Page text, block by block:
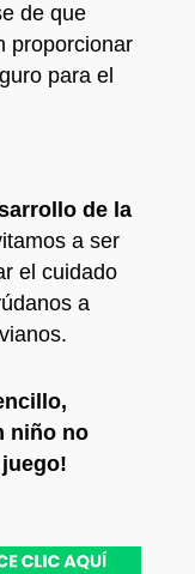
de que
proporcionar
para el
de la
a ser
el cuidado
a
niño no